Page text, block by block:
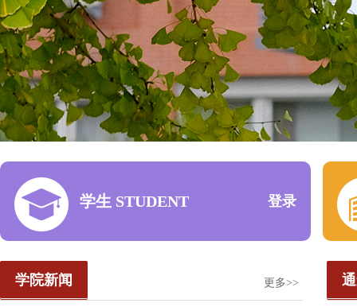
学生 STUDENT 登录
学院新闻 更多>>